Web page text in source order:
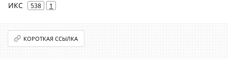
ИКС 538 1
КОРОТКАЯ ССЫЛКА